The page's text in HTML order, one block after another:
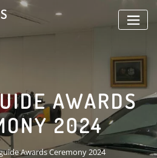
AWARDS
2024
Awards Ceremony 2024